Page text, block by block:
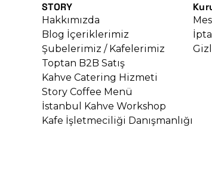
STORY
Hakkımızda
Blog İçeriklerimiz
Şubelerimiz / Kafelerimiz
Toptan B2B Satış
Kahve Catering Hizmeti
Story Coffee Menü
İstanbul Kahve Workshop
Kafe İşletmeciliği Danışmanlığı